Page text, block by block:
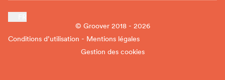
© Groover 2018 - 2026
Conditions d’utilisation - Mentions légales
Gestion des cookies